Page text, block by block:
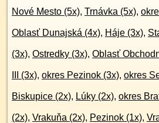
Nové Mesto (5x), Trnávka (5x),
Oblasť Dunajská (4x), Háje (3x),
(3x), Ostredky (3x), Oblasť
III (3x), okres Pezinok (3x), okres
Biskupice (2x), Lúky (2x), okres
(2x), Vrakuňa (2x), Pezinok (1x),